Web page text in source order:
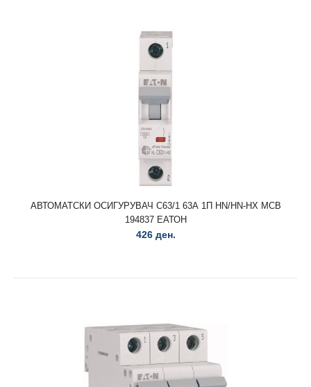
АВТОМАТСКИ ОСИГУРУВАЧ C32/1 32А 1П HN/HN-HX MCB
158 ден.
АВТОМАТСКИ ОСИГУРУВАЧ C32/1 32А 1П HN/HN-HX MCB
194834 ЕАТОН..
АВТОМАТСКИ ОСИГУРУВАЧ C63/1 63А 1П HN/HN-HX MCB
194837 ЕАТОН
426 ден.